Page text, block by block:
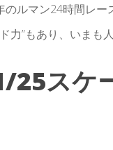
ルマン24時間レ
”もあり、いまも人
25スケ